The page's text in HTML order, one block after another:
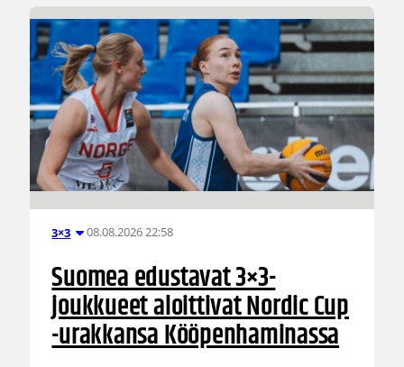
3×3 08.08.2026 22:58
Suomea edustavat 3×3-
joukkueet aloittivat Nordic Cup
-urakkansa Kööpenhaminassa